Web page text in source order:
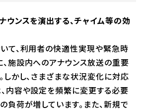
ンスを演出する、チャイム等の効
て、利用者の快適性実現や緊急時
施設内へのアナウンス放送の重要
しかし、さまざまな状況変化に対応
内容や設定を頻繁に変更する必要
負荷が増しています。また、新規で